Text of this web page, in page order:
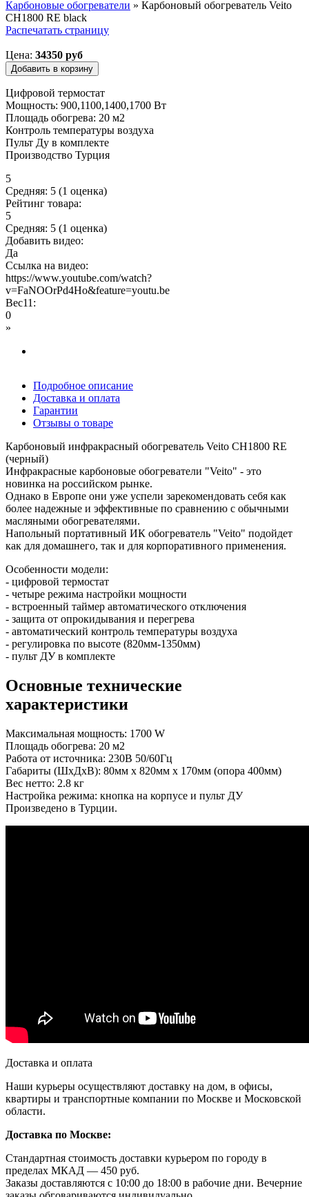
Вы здесь
Карбоновые обогреватели » Карбоновый обогреватель Veito
CH1800 RE black
Распечатать страницу
Цена: 34350 руб
Цифровой термостат
Мощность: 900,1100,1400,1700 Вт
Площадь обогрева: 20 м2
Контроль температуры воздуха
Пульт Ду в комплекте
Производство Турция
5
Средняя: 5 (1 оценка)
Рейтинг товара:
5
Средняя: 5 (1 оценка)
Добавить видео:
Да
Ссылка на видео:
https://www.youtube.com/watch?
v=FaNOOrPd4Ho&feature=youtu.be
Вес11:
0
»
Подробное описание
Доставка и оплата
Гарантии
Отзывы о товаре
Карбоновый инфракрасный обогреватель Veito CH1800 RE
(черный)
Инфракрасные карбоновые обогреватели "Veito" - это
новинка на российском рынке.
Однако в Европе они уже успели зарекомендовать себя как
более надежные и эффективные по сравнению с обычными
масляными обогревателями.
Напольный портативный ИК обогреватель "Veito" подойдет
как для домашнего, так и для корпоративного применения.
Особенности модели:
- цифровой термостат
- четыре режима настройки мощности
- встроенный таймер автоматического отключения
- защита от опрокидывания и перегрева
- автоматический контроль температуры воздуха
- регулировка по высоте (820мм-1350мм)
- пульт ДУ в комплекте
Основные технические
характеристики
Максимальная мощность: 1700 W
Площадь обогрева: 20 м2
Работа от источника: 230В 50/60Гц
Габариты (ШxДxВ): 80мм x 820мм x 170мм (опора 400мм)
Вес нетто: 2.8 кг
Настройка режима: кнопка на корпусе и пульт ДУ
Произведено в Турции.
Доставка и оплата
Наши курьеры осуществляют доставку на дом, в офисы,
квартиры и транспортные компании по Москве и Московской
области.
Доставка по Москве:
Стандартная стоимость доставки курьером по городу в
пределах МКАД — 450 руб.
Заказы доставляются с 10:00 до 18:00 в рабочие дни. Вечерние